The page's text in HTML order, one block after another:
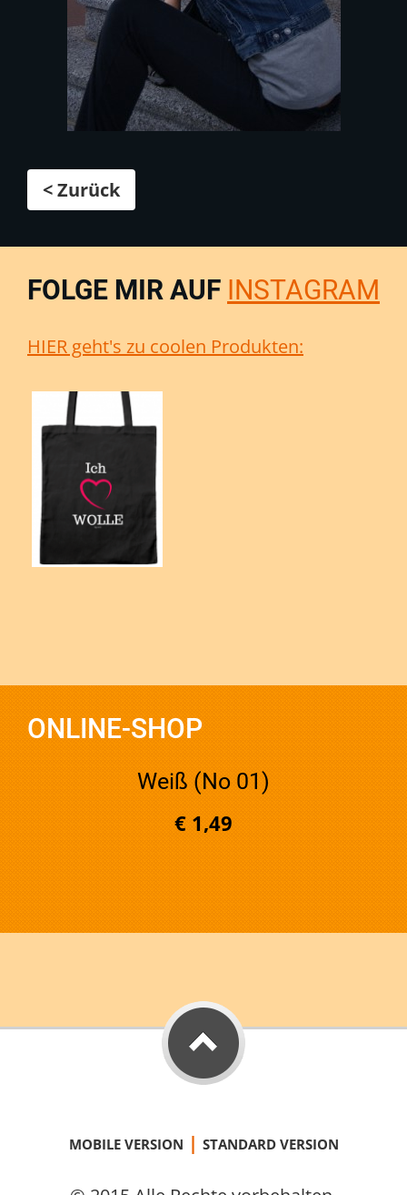
< Zurück
FOLGE MIR AUF INSTAGRAM
HIER geht's zu coolen Produkten:
ONLINE-SHOP
Weiß (No 01)
€ 1,49
MOBILE VERSION | STANDARD VERSION